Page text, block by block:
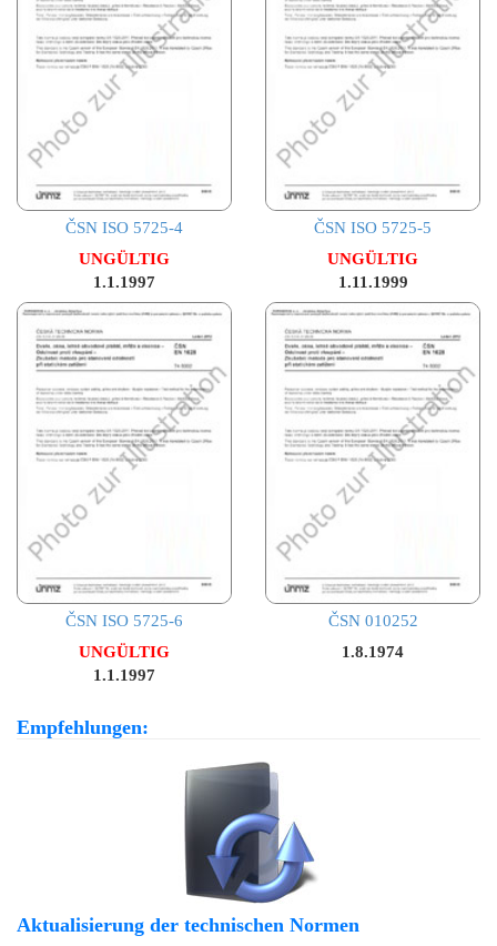
ČSN ISO 5725-4
UNGÜLTIG
1.1.1997
ČSN ISO 5725-5
UNGÜLTIG
1.11.1999
ČSN ISO 5725-6
UNGÜLTIG
1.1.1997
ČSN 010252
1.8.1974
Empfehlungen:
Aktualisierung der technischen Normen